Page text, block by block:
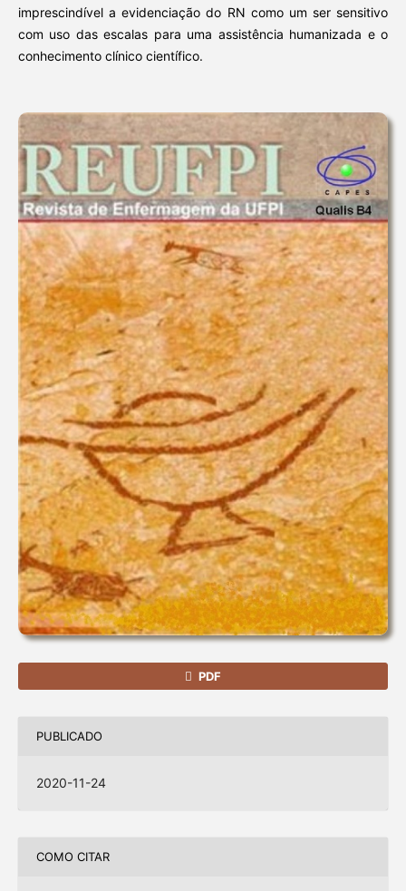
imprescindível a evidenciação do RN como um ser sensitivo
com uso das escalas para uma assistência humanizada e o
conhecimento clínico científico.
PDF
PUBLICADO
2020-11-24
COMO CITAR